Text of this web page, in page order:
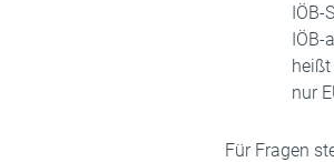
IÖB-
IÖB-
nur
Für Fragen